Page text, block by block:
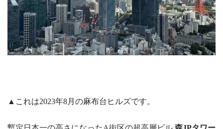
▲これは2023年8月の麻布台ヒルズです。